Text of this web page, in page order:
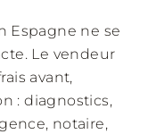
Espagne ne se
Le vendeur
avant,
: diagnostics,
notaire,